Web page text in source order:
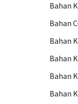
Bahan
Bahan
Bahan
Bahan
Bahan
Bahan